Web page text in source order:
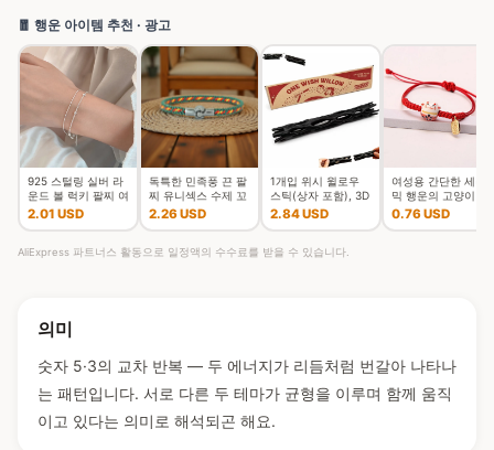
🧧 행운 아이템 추천 · 광고
925 스털링 실버 라
운드 볼 럭키 팔찌 여
성 더블 레이어 스네
이크 체인 핫 최고 품
2.01 USD
독특한 민족풍 끈 팔
찌 유니섹스 수제 꼬
임 행운의 실 커플 팔
2.26 USD
1개입 위시 윌로우
스틱(상자 포함), 3D
프린팅된 소원을 담
2.84 USD
여성용 간단한 세라
믹 행운의 고양이 꼰
팔찌, 귀여운 동물 새
끼 고양이, 손으로 짠
0.76 USD
AliExpress 파트너스 활동으로 일정액의 수수료를 받을 수 있습니다.
의미
숫자 5·3의 교차 반복 — 두 에너지가 리듬처럼 번갈아 나타나
는 패턴입니다. 서로 다른 두 테마가 균형을 이루며 함께 움직
이고 있다는 의미로 해석되곤 해요.